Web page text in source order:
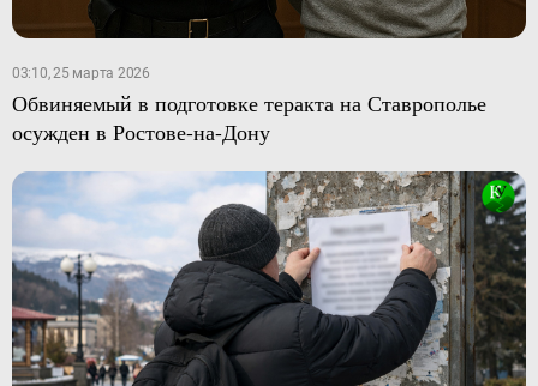
03:10, 25 марта 2026
Обвиняемый в подготовке теракта на Ставрополье
осужден в Ростове-на-Дону